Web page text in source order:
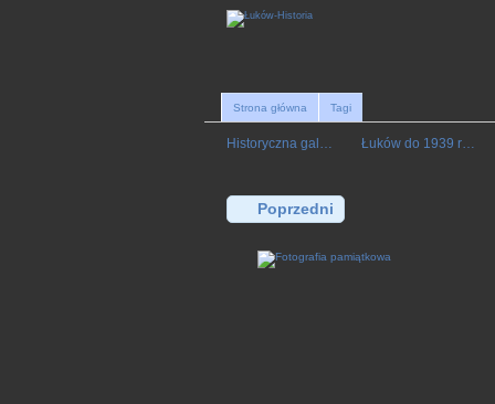
Strona główna Tagi
Historyczna gal… Łuków do 1939 r…
Poprzedni